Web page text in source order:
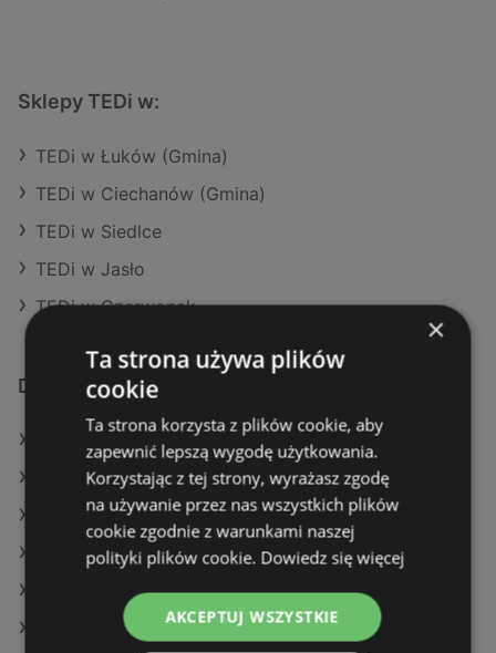
Sklepy TEDi w:
TEDi w Łuków (Gmina)
TEDi w Ciechanów (Gmina)
TEDi w Siedlce
TEDi w Jasło
TEDi w Czerwonak
Dodatkowe łącza
Oferty Maxi Zoo
Oferty Pepco
Aktualne gazetki Maxi Zoo
Aktualne gazetki Pepco
Sklepy TEDi w Międzyzdroje
×
Ta strona używa plików
cookie
Ta strona korzysta z plików cookie, aby
zapewnić lepszą wygodę użytkowania.
Korzystając z tej strony, wyrażasz zgodę
na używanie przez nas wszystkich plików
cookie zgodnie z warunkami naszej
polityki plików cookie. Dowiedz się więcej
AKCEPTUJ WSZYSTKIE